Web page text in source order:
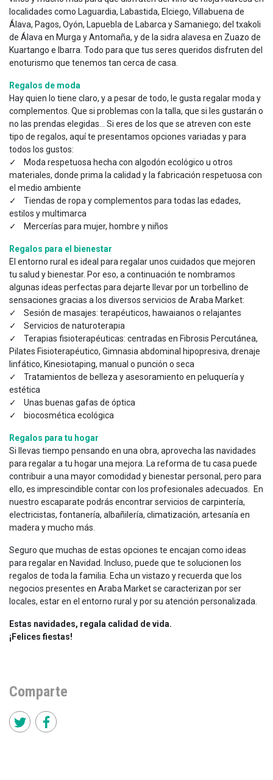
localidades como Laguardia, Labastida, Elciego, Villabuena de
Álava, Pagos, Oyón, Lapuebla de Labarca y Samaniego; del txakoli
de Álava en Murga y Antomaña, y de la sidra alavesa en Zuazo de
Kuartango e Ibarra. Todo para que tus seres queridos disfruten del
enoturismo que tenemos tan cerca de casa.
Regalos de moda
Hay quien lo tiene claro, y a pesar de todo, le gusta regalar moda y
complementos. Que si problemas con la talla, que si les gustarán o
no las prendas elegidas… Si eres de los que se atreven con este
tipo de regalos, aquí te presentamos opciones variadas y para
todos los gustos:
✓ Moda respetuosa hecha con algodón ecológico u otros
materiales, donde prima la calidad y la fabricación respetuosa con
el medio ambiente
✓ Tiendas de ropa y complementos para todas las edades,
estilos y multimarca
✓ Mercerías para mujer, hombre y niños
Regalos para el bienestar
El entorno rural es ideal para regalar unos cuidados que mejoren
tu salud y bienestar. Por eso, a continuación te nombramos
algunas ideas perfectas para dejarte llevar por un torbellino de
sensaciones gracias a los diversos servicios de Araba Market:
✓ Sesión de masajes: terapéuticos, hawaianos o relajantes
✓ Servicios de naturoterapia
✓ Terapias fisioterapéuticas: centradas en Fibrosis Percutánea,
Pilates Fisioterapéutico, Gimnasia abdominal hipopresiva, drenaje
linfático, Kinesiotaping, manual o punción o seca
✓ Tratamientos de belleza y asesoramiento en peluquería y
estética
✓ Unas buenas gafas de óptica
✓ biocosmética ecológica
Regalos para tu hogar
Si llevas tiempo pensando en una obra, aprovecha las navidades
para regalar a tu hogar una mejora. La reforma de tu casa puede
contribuir a una mayor comodidad y bienestar personal, pero para
ello, es imprescindible contar con los profesionales adecuados. En
nuestro escaparate podrás encontrar servicios de carpintería,
electricistas, fontanería, albañilería, climatización, artesanía en
madera y mucho más.
Seguro que muchas de estas opciones te encajan como ideas
para regalar en Navidad. Incluso, puede que te solucionen los
regalos de toda la familia. Echa un vistazo y recuerda que los
negocios presentes en Araba Market se caracterizan por ser
locales, estar en el entorno rural y por su atención personalizada.
Estas navidades, regala calidad de vida.
¡Felices fiestas!
Comparte